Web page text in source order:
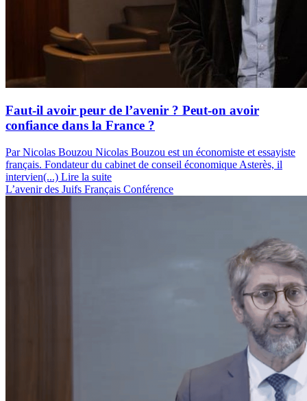
Faut-il avoir peur de l’avenir ? Peut-on avoir
confiance dans la France ?
Par Nicolas Bouzou Nicolas Bouzou est un économiste et essayiste
français. Fondateur du cabinet de conseil économique Asterès, il
intervien(...) Lire la suite
L’avenir des Juifs Français Conférence